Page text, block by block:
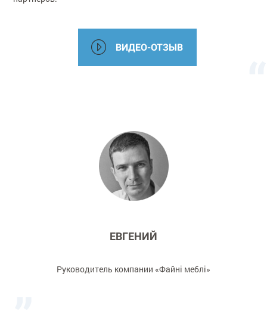
ВИДЕО-ОТЗЫВ
ЕВГЕНИЙ
Руководитель компании «Файні меблі»